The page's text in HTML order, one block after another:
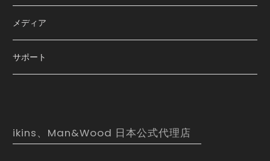
メディア
サポート
ikins、Man&Wood 日本公式代理店